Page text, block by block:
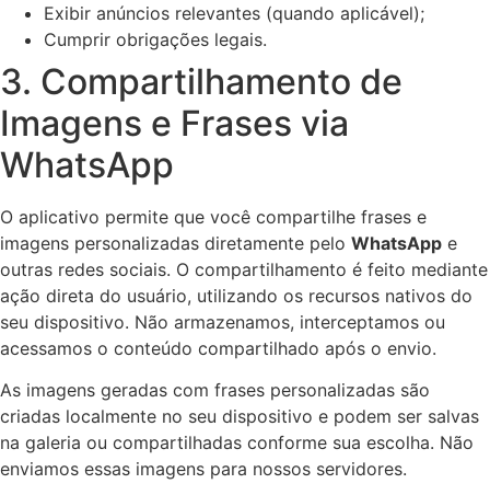
Exibir anúncios relevantes (quando aplicável);
Cumprir obrigações legais.
3. Compartilhamento de
Imagens e Frases via
WhatsApp
O aplicativo permite que você compartilhe frases e
imagens personalizadas diretamente pelo WhatsApp e
outras redes sociais. O compartilhamento é feito mediante
ação direta do usuário, utilizando os recursos nativos do
seu dispositivo. Não armazenamos, interceptamos ou
acessamos o conteúdo compartilhado após o envio.
As imagens geradas com frases personalizadas são
criadas localmente no seu dispositivo e podem ser salvas
na galeria ou compartilhadas conforme sua escolha. Não
enviamos essas imagens para nossos servidores.